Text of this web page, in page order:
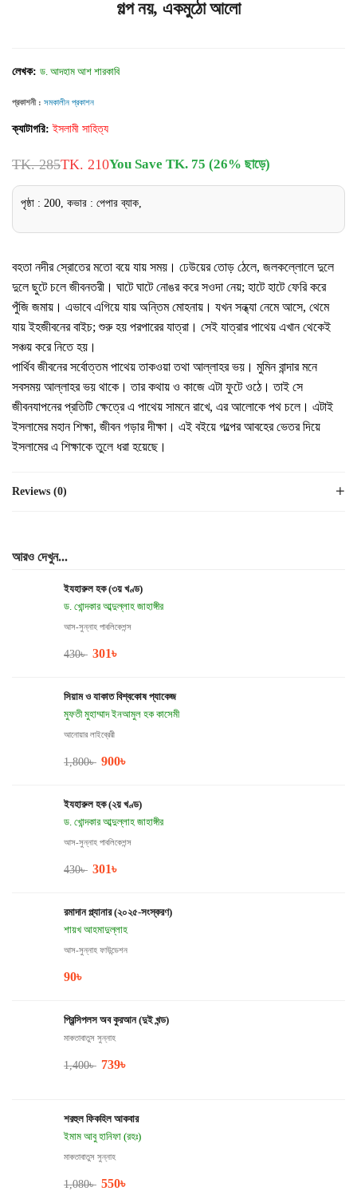
গল্প নয়, একমুঠো আলো
লেখক: ড. আদহাম আশ শারকাবি
প্রকাশনী : সমকালীন প্রকাশন
ক্যাটাগরি: ইসলামী সাহিত্য
TK. 285TK. 210You Save TK. 75 (26% ছাড়ে)
পৃষ্ঠা : 200, কভার : পেপার ব্যাক,
বহতা নদীর স্রোতের মতো বয়ে যায় সময়। ঢেউয়ের তোড় ঠেলে, জলকল্লোলে দুলে
দুলে ছুটে চলে জীবনতরী। ঘাটে ঘাটে নোঙর করে সওদা নেয়; হাটে হাটে ফেরি করে
পুঁজি জমায়। এভাবে এগিয়ে যায় অন্তিম মোহনায়। যখন সন্ধ্যা নেমে আসে, থেমে
যায় ইহজীবনের বাইচ; শুরু হয় পরপারের যাত্রা। সেই যাত্রার পাথেয় এখান থেকেই
সঞ্চয় করে নিতে হয়।
পার্থিব জীবনের সর্বোত্তম পাথেয় তাকওয়া তথা আল্লাহর ভয়। মুমিন বান্দার মনে
সবসময় আল্লাহর ভয় থাকে। তার কথায় ও কাজে এটা ফুটে ওঠে। তাই সে
জীবনযাপনের প্রতিটি ক্ষেত্রে এ পাথেয় সামনে রাখে, এর আলোকে পথ চলে। এটাই
ইসলামের মহান শিক্ষা, জীবন গড়ার দীক্ষা। এই বইয়ে গল্পের আবহের ভেতর দিয়ে
ইসলামের এ শিক্ষাকে তুলে ধরা হয়েছে।
Reviews (0)
আরও দেখুন...
ইযহারুল হক (৩য় খণ্ড)
ড. খোন্দকার আব্দুল্লাহ জাহাঙ্গীর
আস-সুন্নাহ পাবলিকেশন্স
430৳ 301৳
সিয়াম ও যাকাত বিশ্বকোষ প্যাকেজ
মুফতী মুহাম্মাদ ইনআমুল হক কাসেমী
আনোয়ার লাইব্রেরী
1,800৳ 900৳
ইযহারুল হক (২য় খণ্ড)
ড. খোন্দকার আব্দুল্লাহ জাহাঙ্গীর
আস-সুন্নাহ পাবলিকেশন্স
430৳ 301৳
রমাদান প্ল্যানার (২০২৫-সংস্করণ)
শায়খ আহমাদুল্লাহ
আস-সুন্নাহ ফাউন্ডেশন
90৳
প্রিন্সিপলস অব কুরআন (দুই খন্ড)
মাকতাবাতুস সুন্নাহ
1,400৳ 739৳
শরহুল ফিকহিল আকবার
ইমাম আবু হানিফা (রহঃ)
মাকতাবাতুস সুন্নাহ
1,080৳ 550৳